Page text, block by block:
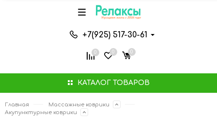
КАТАЛОГ ТОВАРОВ
+7(925) 517-30-61
0 0 0
Главная
Массажные коврики
Акупунктурные коврики